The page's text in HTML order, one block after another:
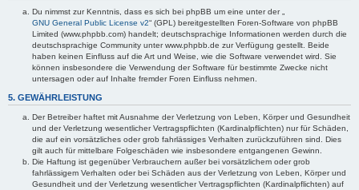
Du nimmst zur Kenntnis, dass es sich bei phpBB um eine unter der „
GNU General Public License v2“ (GPL) bereitgestellten Foren-Software von phpBB
Limited (www.phpbb.com) handelt; deutschsprachige Informationen werden durch die
deutschsprachige Community unter www.phpbb.de zur Verfügung gestellt. Beide
haben keinen Einfluss auf die Art und Weise, wie die Software verwendet wird. Sie
können insbesondere die Verwendung der Software für bestimmte Zwecke nicht
untersagen oder auf Inhalte fremder Foren Einfluss nehmen.
5. GEWÄHRLEISTUNG
Der Betreiber haftet mit Ausnahme der Verletzung von Leben, Körper und Gesundheit
und der Verletzung wesentlicher Vertragspflichten (Kardinalpflichten) nur für Schäden,
die auf ein vorsätzliches oder grob fahrlässiges Verhalten zurückzuführen sind. Dies
gilt auch für mittelbare Folgeschäden wie insbesondere entgangenen Gewinn.
Die Haftung ist gegenüber Verbrauchern außer bei vorsätzlichem oder grob
fahrlässigem Verhalten oder bei Schäden aus der Verletzung von Leben, Körper und
Gesundheit und der Verletzung wesentlicher Vertragspflichten (Kardinalpflichten) auf